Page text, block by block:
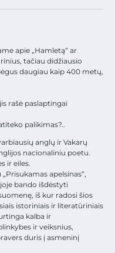
apie „Hamletą“ ar
tačiau didžiausio
daugiau kaip 400 metų,
rašė paslaptingai
palikimas?..
anglų ir Vakarų
nacionaliniu poetu.
ir eiles.
apelsinas“,
bando išdėstyti
iš kur radosi šios
istoriniais ir literatūriniais
kalba ir
ir veiksnius,
duris į asmeninį